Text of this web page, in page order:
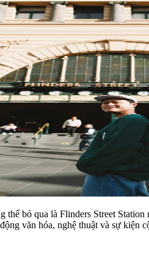
thể bỏ qua là Flinders Street
văn hóa, nghệ thuật và sự kiện